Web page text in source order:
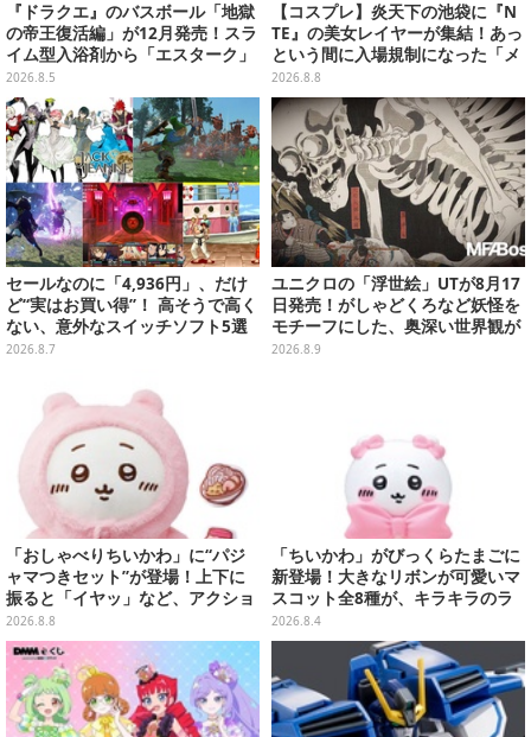
『ドラクエ』のバスボール「地獄
の帝王復活編」が12月発売！スラ
イム型入浴剤から「エスターク」
「デスピサロ」ら6体が飛び出す
2026.8.5
【コスプレ】炎天下の池袋に『N
TE』の美女レイヤーが集結！あっ
という間に入場規制になった「メ
ェメェ村の大冒険」をレポート
【写真28枚】
2026.8.8
セールなのに「4,936円」、だけ
ど“実はお買い得”！ 高そうで高く
ない、意外なスイッチソフト5選
2026.8.7
ユニクロの「浮世絵」UTが8月17
日発売！がしゃどくろなど妖怪を
モチーフにした、奥深い世界観が
最高にオシャレ
2026.8.9
「おしゃべりちいかわ」に“パジ
ャマつきセット”が登場！上下に
振ると「イヤッ」など、アクショ
ンに応じて喋ってくれる
2026.8.8
「ちいかわ」がびっくらたまごに
新登場！大きなリボンが可愛いマ
スコット全8種が、キラキラのラ
メ入り入浴剤から飛び出す
2026.8.4